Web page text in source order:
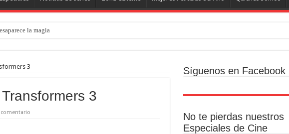
la magia
3
3
Síguenos en Facebook
No te pierdas nuestros
Especiales de Cine